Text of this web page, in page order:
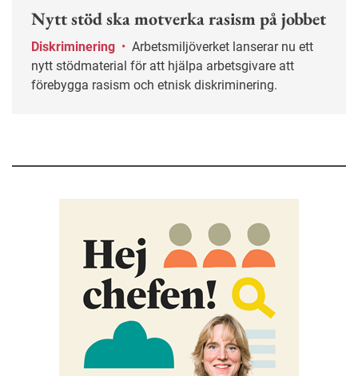
Nytt stöd ska motverka rasism på jobbet
Diskriminering •
nytt stödmaterial för att hjälpa arbetsgivare att
förebygga rasism och etnisk diskriminering.